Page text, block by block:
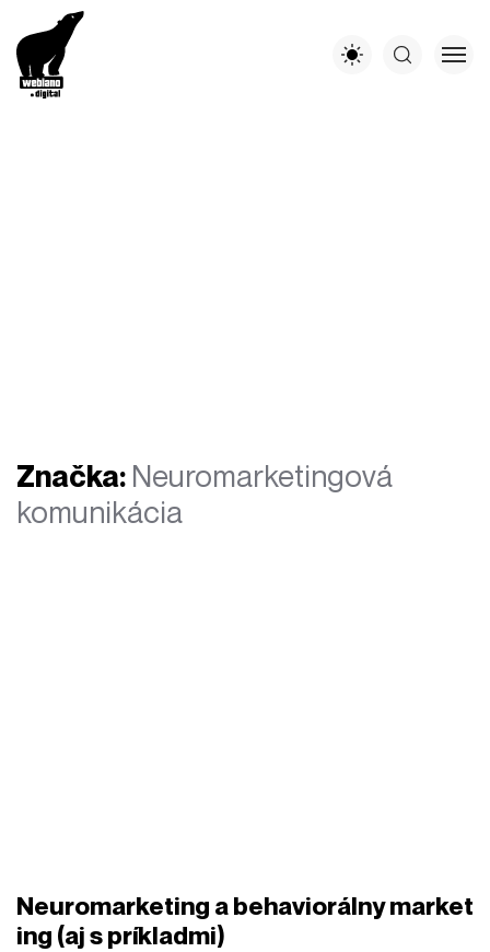
Značka: Neuromarketingová
komunikácia
Neuromarketing a behaviorálny market
ing (aj s príkladmi)